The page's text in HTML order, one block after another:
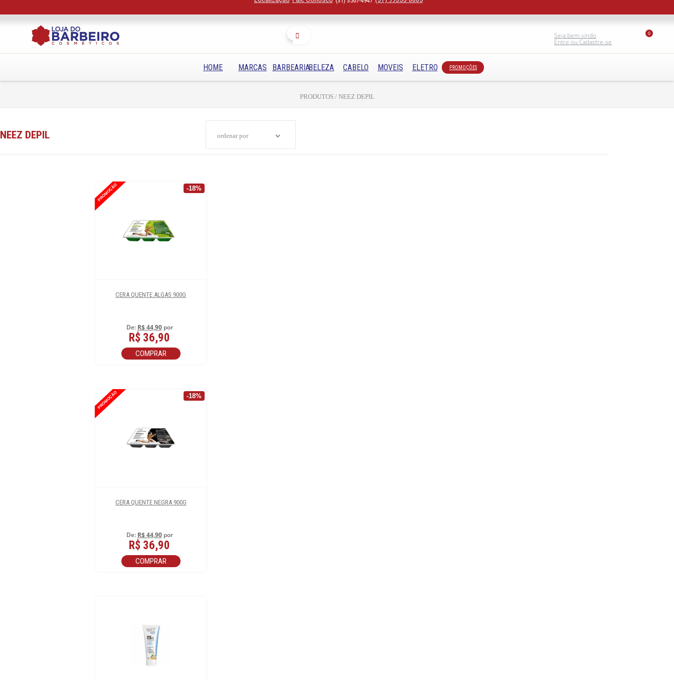
Seja bem vindo
Entre ou Cadastre-se
0
HOME MARCAS BARBEARIABELEZA CABELO MOVEIS ELETRO PROMOÇÕES
PRODUTOS / NEEZ DEPIL
NEEZ DEPIL
PROMOÇÃO -18%
CERA QUENTE ALGAS 900G
De: R$ 44,90por
R$ 36,90
COMPRAR
PROMOÇÃO -18%
CERA QUENTE NEGRA 900G
De: R$ 44,90por
R$ 36,90
COMPRAR